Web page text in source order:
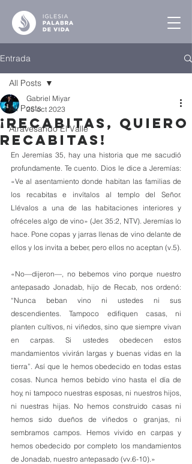
Entrada
All Posts
Atravesando El Valle
All Posts
¡Recabitas, Quiero
Recabitas!
Gabriel Miyar
25 oct 2023
En Jeremías 35, hay una historia que me sacudió
profundamente. Te cuento. Dios le dice a Jeremías:
«Ve al asentamiento donde habitan las familias de
los recabitas e invítalos al templo del Señor.
Llévalos a una de las habitaciones interiores y
ofréceles algo de vino» (Jer. 35:2, NTV). Jeremías lo
hace. Pone copas y jarras llenas de vino delante de
ellos y los invita a beber, pero ellos no aceptan (v.5).
«No—dijeron—, no bebemos vino porque nuestro
antepasado Jonadab, hijo de Recab, nos ordenó:
“Nunca beban vino ni ustedes ni sus
descendientes. Tampoco edifiquen casas, ni
planten cultivos, ni viñedos, sino que siempre vivan
en carpas. Si ustedes obedecen estos
mandamientos vivirán largas y buenas vidas en la
tierra”. Así que le hemos obedecido en todas estas
cosas. Nunca hemos bebido vino hasta el día de
hoy, ni tampoco nuestras esposas, ni nuestros hijos,
ni nuestras hijas. No hemos construido casas ni
hemos sido dueños de viñedos o granjas, ni
sembramos campos. Hemos vivido en carpas y
hemos obedecido por completo los mandamientos
de Jonadab, nuestro antepasado (vv.6-10).»